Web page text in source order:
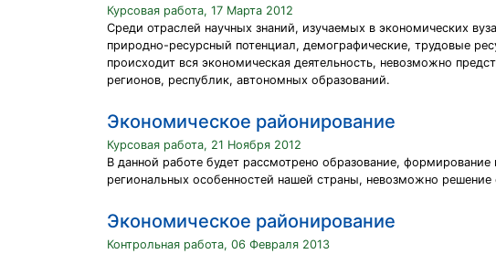
Курсовая работа, 17 Марта 2012
Среди отраслей научных знаний, изучаемых в экономических
природно-ресурсный потенциал, демографические, трудовые
происходит вся экономическая деятельность, невозможно
регионов, республик, автономных образований.
Экономическое районирование
Курсовая работа, 21 Ноября 2012
В данной работе будет рассмотрено образование,
региональных особенностей нашей страны, невозможно
Экономическое районирование
Контрольная работа, 06 Февраля 2013